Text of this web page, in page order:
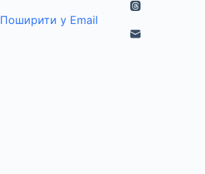
Поширити у Email